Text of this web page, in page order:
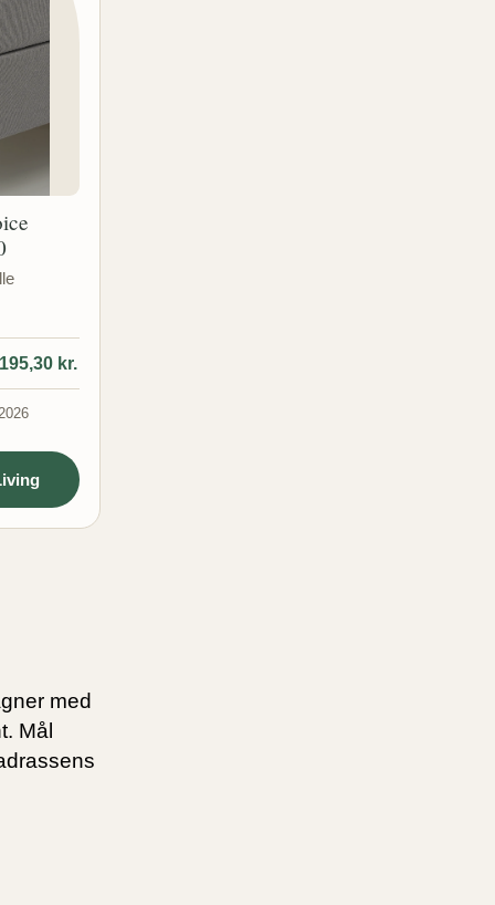
195,30 kr.
med
Mål